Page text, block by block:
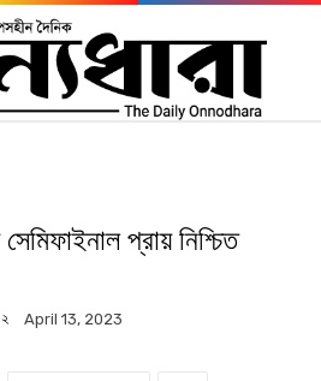
প্রায় নিশ্চিত
April 13, 2023